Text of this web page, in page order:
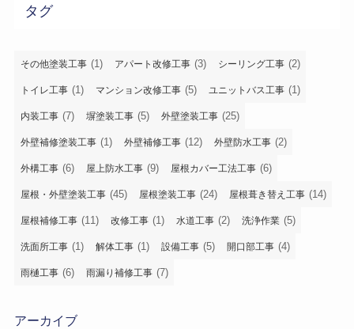
タグ
その他塗装工事 (1) アパート改修工事 (3) シーリング工事 (2)
トイレ工事 (1) マンション改修工事 (5) ユニットバス工事 (1)
内装工事 (7) 塀塗装工事 (5) 外壁塗装工事 (25)
外壁補修塗装工事 (1) 外壁補修工事 (12) 外壁防水工事 (2)
外構工事 (6) 屋上防水工事 (9) 屋根カバー工法工事 (6)
屋根・外壁塗装工事 (45) 屋根塗装工事 (24) 屋根葺き替え工事 (14)
屋根補修工事 (11) 改修工事 (1) 水道工事 (2) 洗浄作業 (5)
洗面所工事 (1) 解体工事 (1) 設備工事 (5) 開口部工事 (4)
雨樋工事 (6) 雨漏り補修工事 (7)
アーカイブ